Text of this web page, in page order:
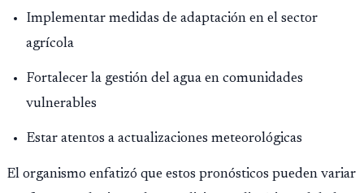
Implementar medidas de adaptación en el sector
agrícola
Fortalecer la gestión del agua en comunidades
vulnerables
Estar atentos a actualizaciones meteorológicas
El organismo enfatizó que estos pronósticos pueden variar